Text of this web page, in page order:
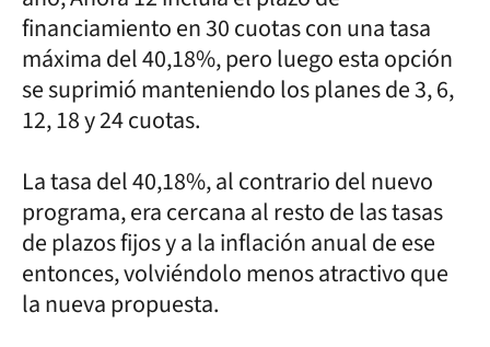
financiamiento en 30 cuotas con una tasa
máxima del 40,18%, pero luego esta opción
se suprimió manteniendo los planes de 3, 6,
12, 18 y 24 cuotas.
La tasa del 40,18%, al contrario del nuevo
programa, era cercana al resto de las tasas
de plazos fijos y a la inflación anual de ese
entonces, volviéndolo menos atractivo que
la nueva propuesta.